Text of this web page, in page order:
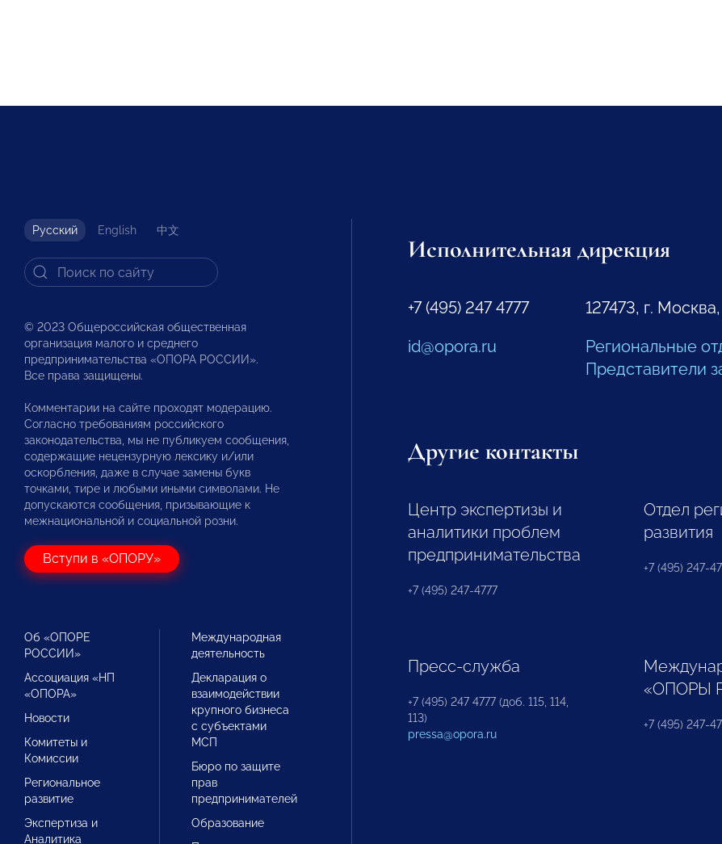
Русский English 中文
© 2023 Общероссийская общественная
организация малого и среднего
предпринимательства «ОПОРА РОССИИ».
Все права защищены.
Комментарии на сайте проходят модерацию.
Согласно требованиям российского
законодательства, мы не публикуем сообщения,
содержащие нецензурную лексику и/или
оскорбления, даже в случае замены букв
точками, тире и любыми иными символами. Не
допускаются сообщения, призывающие к
межнациональной и социальной розни.
Вступи в «ОПОРУ»
Об «ОПОРЕ
РОССИИ»
Ассоциация «НП
«ОПОРА»
Новости
Комитеты и
Комиссии
Региональное
развитие
Экспертиза и
Аналитика
Международная
деятельность
Декларация о
взаимодействии
крупного бизнеса
с субъектами
МСП
Бюро по защите
прав
предпринимателей
Образование
Исполнительная дирекция
+7 (495) 247 4777
id@opora.ru
127473, г.
Региональные
Представители
Другие контакты
Центр экспертизы и
аналитики проблем
предпринимательства
+7 (495) 247-4777
Отдел
развития
+7 (495) 247-
Пресс-служба
+7 (495) 247 4777 (доб. 115, 114,
113)
pressa@opora.ru
«ОПОРЫ
+7 (495) 247-